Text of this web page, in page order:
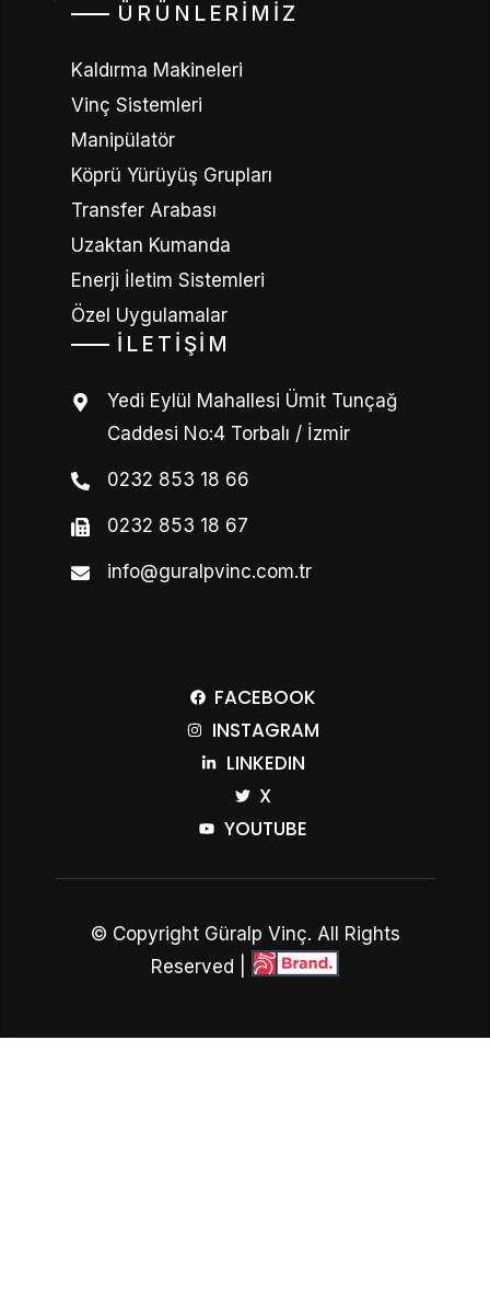
ÜRÜNLERIMIZ
Kaldırma Makineleri
Vinç Sistemleri
Manipülatör
Köprü Yürüyüş Grupları
Transfer Arabası
Uzaktan Kumanda
Enerji İletim Sistemleri
Özel Uygulamalar
İLETIŞIM
Yedi Eylül Mahallesi Ümit Tunçağ
Caddesi No:4 Torbalı / İzmir
0232 853 18 66
0232 853 18 67
info@guralpvinc.com.tr
FACEBOOK
INSTAGRAM
LINKEDIN
X
YOUTUBE
© Copyright Güralp Vinç. All Rights
Reserved |